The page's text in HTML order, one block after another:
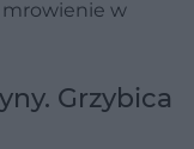
mrowienie w
Grzybica